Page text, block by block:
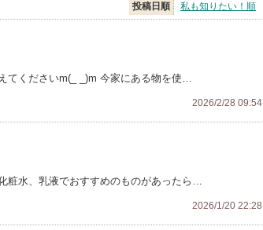
投稿日順 私も知りたい！順
てくださいm(_ _)m 今家にある物を使…
2026/2/28 09:54
粧水、乳液でおすすめのものがあったら…
2026/1/20 22:28